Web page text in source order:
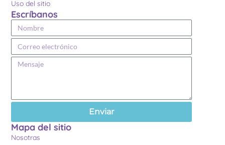
Uso del sitio
Escríbanos
Enviar
Mapa del sitio
Nosotras